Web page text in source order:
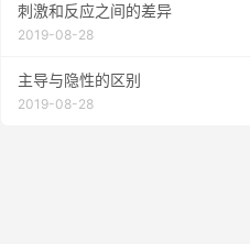
刺激和反应之间的差异
2019-08-28
主导与隐性的区别
2019-08-28